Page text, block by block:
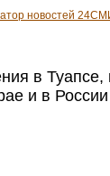
новостей
в Туапсе,
и в России